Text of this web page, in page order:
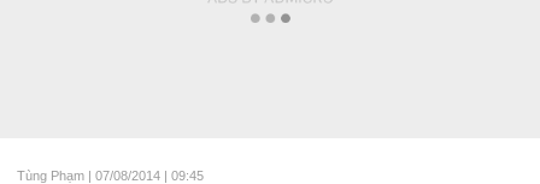
Tùng Phạm | 07/08/2014 | 09:45